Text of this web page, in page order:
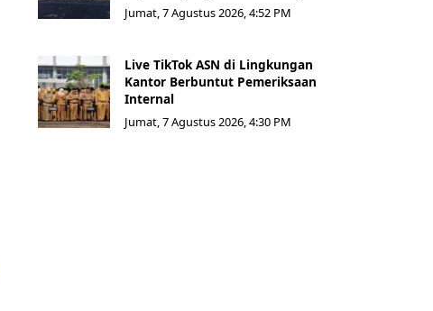
Jumat, 7 Agustus 2026, 4:52 PM
Live TikTok ASN di Lingkungan
Kantor Berbuntut Pemeriksaan
Internal
Jumat, 7 Agustus 2026, 4:30 PM